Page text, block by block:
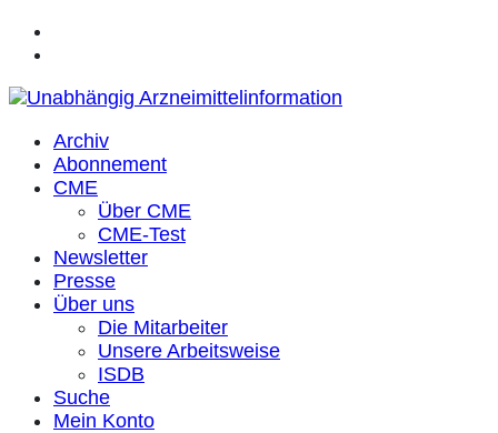
Archiv
Abonnement
CME
Über CME
CME-Test
Newsletter
Presse
Über uns
Die Mitarbeiter
Unsere Arbeitsweise
ISDB
Suche
Mein Konto